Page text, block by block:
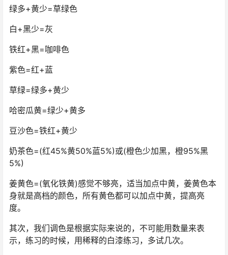
绿多+黄少=草绿色
白+黑少=灰
铁红+黑=咖啡色
紫色=红+蓝
草绿=绿多+黄少
哈密瓜黄=绿少+黄多
豆沙色=铁红+黄少
奶茶色=(红45%黄50%蓝5%)或(橙色少加黑，橙95%黑
5%)
姜黄色=(氧化铁黄)感觉不够亮，适当加点中黄，姜黄色本
身就是高档的颜色，所有黄色都可以加点中黄，提高亮
度。
其次，我们调色是根据实际来说的，不可能用数量来表
示，练习的时候，用稀释的白漆练习，多试几次。